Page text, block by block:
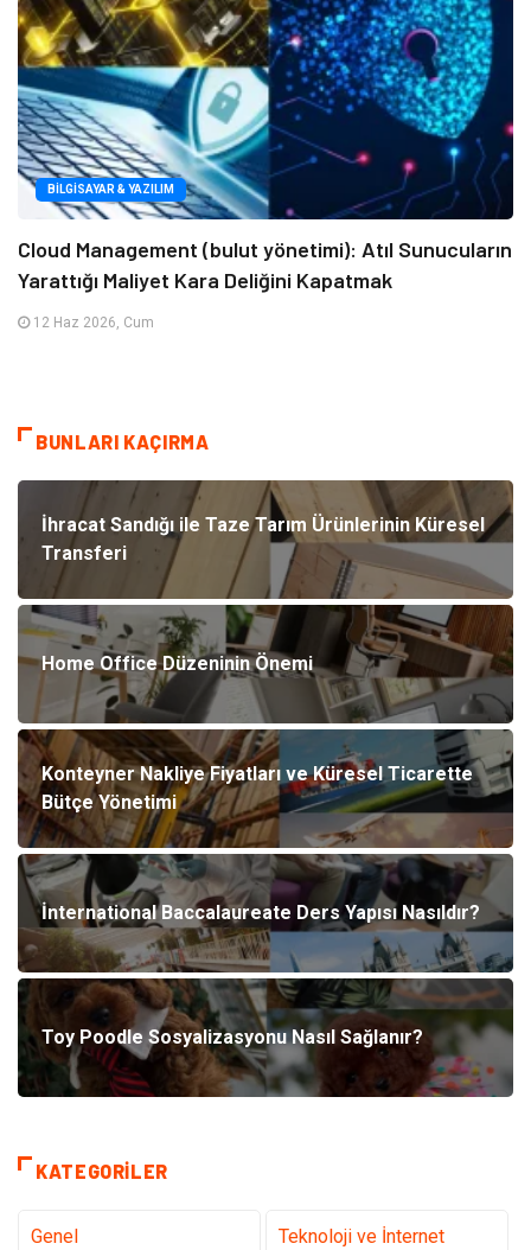
BILGISAYAR & YAZILIM
Cloud Management (bulut yönetimi): Atıl Sunucuların
Yarattığı Maliyet Kara Deliğini Kapatmak
12 Haz 2026, Cum
BUNLARI KAÇIRMA
İhracat Sandığı ile Taze Tarım Ürünlerinin Küresel
Transferi
Home Office Düzeninin Önemi
Konteyner Nakliye Fiyatları ve Küresel Ticarette
Bütçe Yönetimi
İnternational Baccalaureate Ders Yapısı Nasıldır?
Toy Poodle Sosyalizasyonu Nasıl Sağlanır?
KATEGORILER
Genel Teknoloji ve İnternet